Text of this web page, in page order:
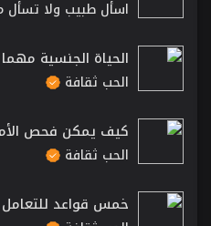
اسأل طبيب ولا تسأل
الحياة الجنسية
الحب ثقافة
كيف يمكن فحص
الحب ثقافة